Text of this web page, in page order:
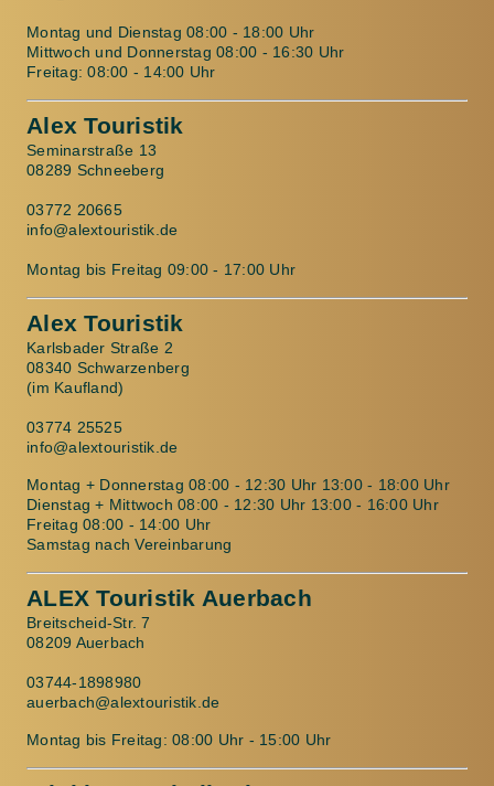
Montag und Dienstag 08:00 - 18:00 Uhr
Mittwoch und Donnerstag 08:00 - 16:30 Uhr
Freitag: 08:00 - 14:00 Uhr
Alex Touristik
Seminarstraße 13
08289 Schneeberg
03772 20665
info@alextouristik.de
Montag bis Freitag 09:00 - 17:00 Uhr
Alex Touristik
Karlsbader Straße 2
08340 Schwarzenberg
(im Kaufland)
03774 25525
info@alextouristik.de
Montag + Donnerstag 08:00 - 12:30 Uhr 13:00 - 18:00 Uhr
Dienstag + Mittwoch 08:00 - 12:30 Uhr 13:00 - 16:00 Uhr
Freitag 08:00 - 14:00 Uhr
Samstag nach Vereinbarung
ALEX Touristik Auerbach
Breitscheid-Str. 7
08209 Auerbach
03744-1898980
auerbach@alextouristik.de
Montag bis Freitag: 08:00 Uhr - 15:00 Uhr